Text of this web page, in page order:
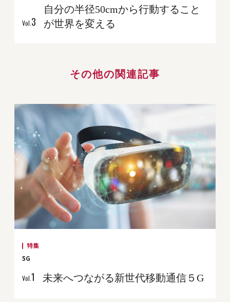
Vol.3
自分の半径50cmから行動すること
が世界を変える
その他の関連記事
特集
5G
Vol.1 未来へつながる新世代移動通信５G